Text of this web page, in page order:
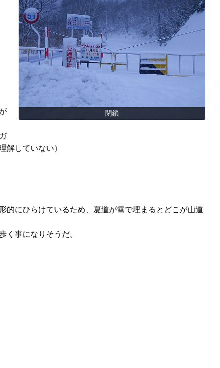
閉鎖
解していない）
的にひらけているため、夏道が雪で埋まるとどこが山道
く事になりそうだ。